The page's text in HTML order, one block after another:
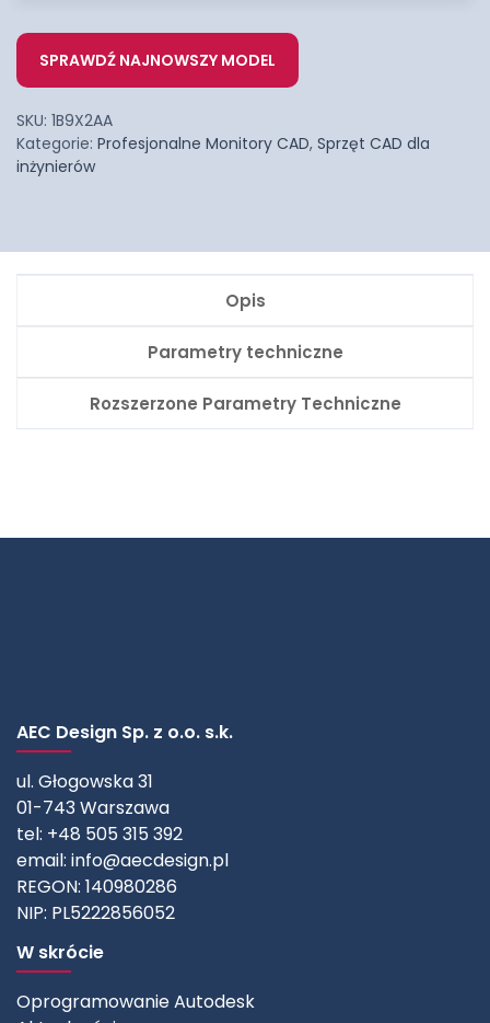
SPRAWDŹ NAJNOWSZY MODEL
SKU: 1B9X2AA
Kategorie: Profesjonalne Monitory CAD, Sprzęt CAD dla
inżynierów
Opis
Parametry techniczne
Rozszerzone Parametry Techniczne
AEC Design Sp. z o.o. s.k.
ul. Głogowska 31
01-743 Warszawa
tel: +48 505 315 392
email: info@aecdesign.pl
REGON: 140980286
NIP: PL5222856052
W skrócie
Oprogramowanie Autodesk